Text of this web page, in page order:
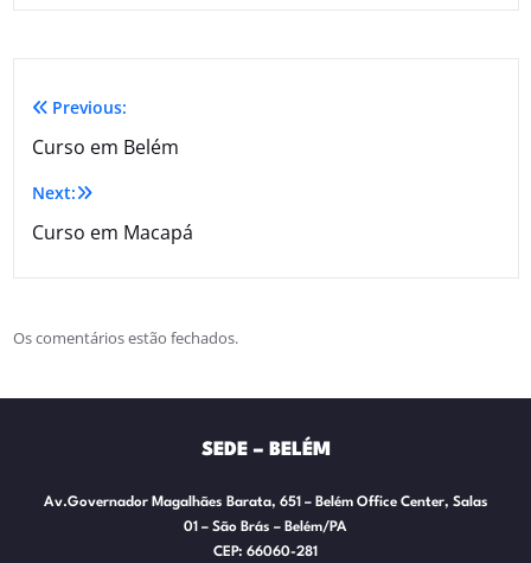
Previous:
Curso em Belém
Next:
Curso em Macapá
Os comentários estão fechados.
SEDE – BELÉM
Av.Governador Magalhães Barata, 651 – Belém Office Center, Salas
01 – São Brás – Belém/PA
CEP: 66060-281